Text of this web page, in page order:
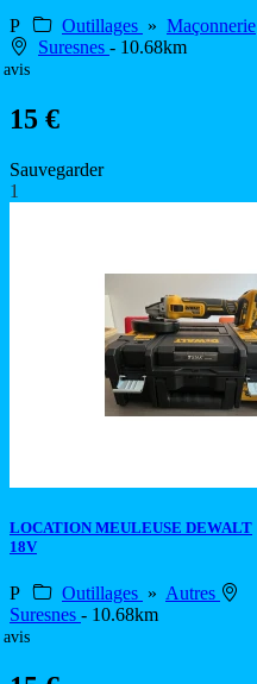
P Outillages » Maçonnerie
Suresnes - 10.68km
avis
15 €
Sauvegarder
1
LOCATION MEULEUSE DEWALT
18V
P Outillages » Autres
Suresnes - 10.68km
avis